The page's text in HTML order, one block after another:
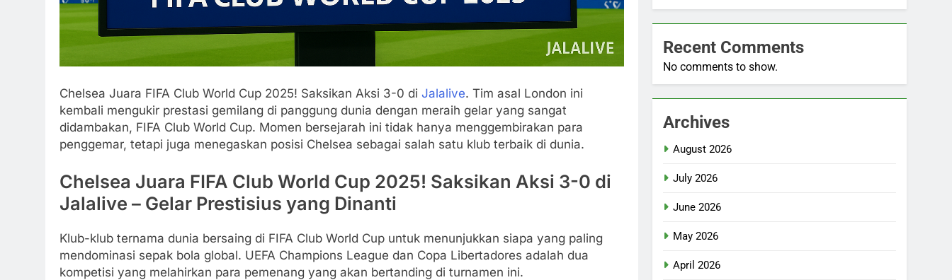
Chelsea Juara FIFA Club World Cup 2025! Saksikan Aksi 3-0 di Jalalive. Tim asal London ini
kembali mengukir prestasi gemilang di panggung dunia dengan meraih gelar yang sangat
didambakan, FIFA Club World Cup. Momen bersejarah ini tidak hanya menggembirakan para
penggemar, tetapi juga menegaskan posisi Chelsea sebagai salah satu klub terbaik di dunia.
Chelsea Juara FIFA Club World Cup 2025! Saksikan Aksi 3-0 di
Jalalive – Gelar Prestisius yang Dinanti
Klub-klub ternama dunia bersaing di FIFA Club World Cup untuk menunjukkan siapa yang paling
mendominasi sepak bola global. UEFA Champions League dan Copa Libertadores adalah dua
kompetisi yang melahirkan para pemenang yang akan bertanding di turnamen ini.
Recent Comments
No comments to show.
Archives
August 2026
July 2026
June 2026
May 2026
April 2026